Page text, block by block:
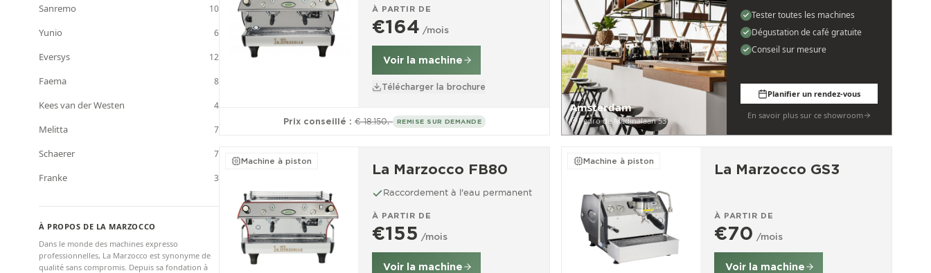
Sanremo 10
Yunio 6
Eversys 12
Faema 8
Kees van der Westen 4
Melitta 7
Schaerer 7
Franke 3
À PROPOS DE LA MARZOCCO
Dans le monde des machines expresso
professionnelles, La Marzocco est synonyme de
qualité sans compromis. Depuis sa fondation à
À PARTIR DE
€164 /mois
Voir la machine
Télécharger la brochure
Prix conseillé : € 18.150,- REMISE SUR DEMANDE
Amsterdam
Pedro de Medinalaan 53
Tester toutes les machines
Dégustation de café gratuite
Conseil sur mesure
Planifier un rendez-vous
En savoir plus sur ce showroom
Machine à piston
La Marzocco FB80
Raccordement à l'eau permanent
À PARTIR DE
€155 /mois
Voir la machine
Machine à piston
La Marzocco GS3
À PARTIR DE
€70 /mois
Voir la machine